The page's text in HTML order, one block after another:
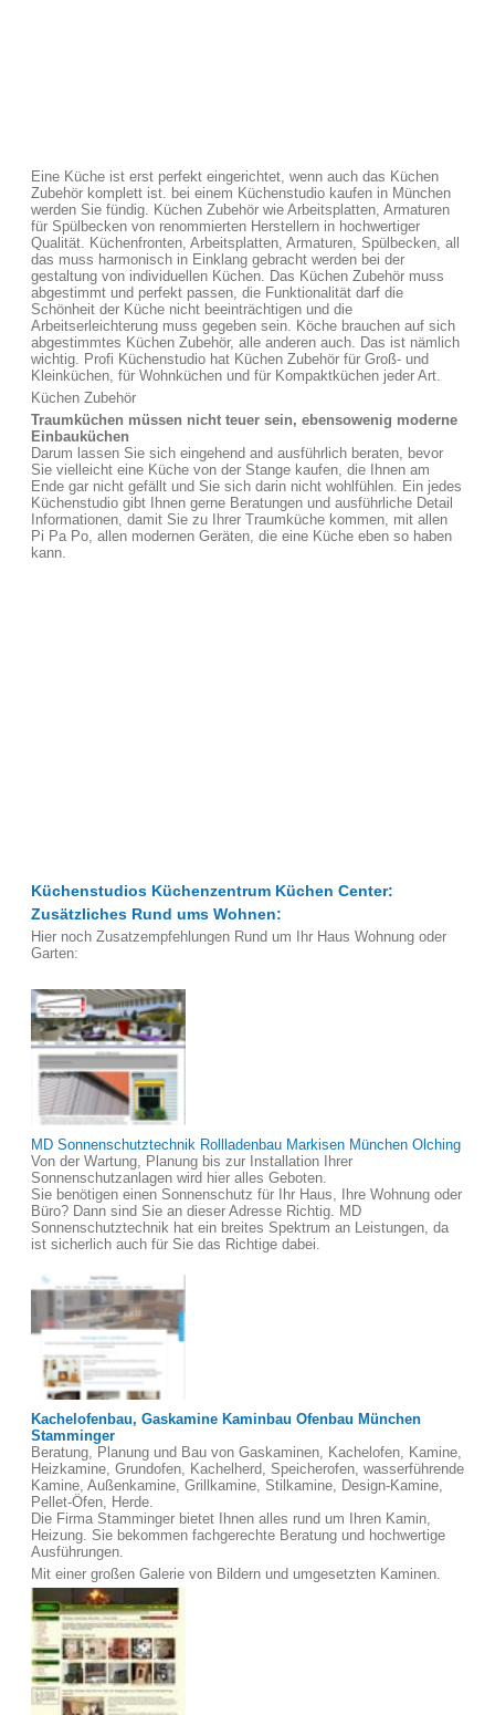
Eine Küche ist erst perfekt eingerichtet, wenn auch das Küchen
Zubehör komplett ist. bei einem Küchenstudio kaufen in München
werden Sie fündig. Küchen Zubehör wie Arbeitsplatten, Armaturen
für Spülbecken von renommierten Herstellern in hochwertiger
Qualität. Küchenfronten, Arbeitsplatten, Armaturen, Spülbecken, all
das muss harmonisch in Einklang gebracht werden bei der
gestaltung von individuellen Küchen. Das Küchen Zubehör muss
abgestimmt und perfekt passen, die Funktionalität darf die
Schönheit der Küche nicht beeinträchtigen und die
Arbeitserleichterung muss gegeben sein. Köche brauchen auf sich
abgestimmtes Küchen Zubehör, alle anderen auch. Das ist nämlich
wichtig. Profi Küchenstudio hat Küchen Zubehör für Groß- und
Kleinküchen, für Wohnküchen und für Kompaktküchen jeder Art.
Küchen Zubehör
Traumküchen müssen nicht teuer sein, ebensowenig moderne
Einbauküchen
Darum lassen Sie sich eingehend and ausführlich beraten, bevor
Sie vielleicht eine Küche von der Stange kaufen, die Ihnen am
Ende gar nicht gefällt und Sie sich darin nicht wohlfühlen. Ein jedes
Küchenstudio gibt Ihnen gerne Beratungen und ausführliche Detail
Informationen, damit Sie zu Ihrer Traumküche kommen, mit allen
Pi Pa Po, allen modernen Geräten, die eine Küche eben so haben
kann.
Küchenstudios Küchenzentrum Küchen Center:
Zusätzliches Rund ums Wohnen:
Hier noch Zusatzempfehlungen Rund um Ihr Haus Wohnung oder
Garten:
MD Sonnenschutztechnik Rollladenbau Markisen München Olching
Von der Wartung, Planung bis zur Installation Ihrer
Sonnenschutzanlagen wird hier alles Geboten.
Sie benötigen einen Sonnenschutz für Ihr Haus, Ihre Wohnung oder
Büro? Dann sind Sie an dieser Adresse Richtig. MD
Sonnenschutztechnik hat ein breites Spektrum an Leistungen, da
ist sicherlich auch für Sie das Richtige dabei.
Kachelofenbau, Gaskamine Kaminbau Ofenbau München
Stamminger
Beratung, Planung und Bau von Gaskaminen, Kachelofen, Kamine,
Heizkamine, Grundofen, Kachelherd, Speicherofen, wasserführende
Kamine, Außenkamine, Grillkamine, Stilkamine, Design-Kamine,
Pellet-Öfen, Herde.
Die Firma Stamminger bietet Ihnen alles rund um Ihren Kamin,
Heizung. Sie bekommen fachgerechte Beratung und hochwertige
Ausführungen.
Mit einer großen Galerie von Bildern und umgesetzten Kaminen.